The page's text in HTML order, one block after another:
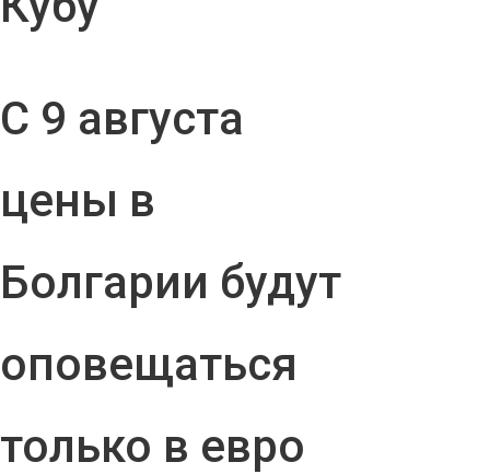
С 9 августа
цены в
Болгарии будут
оповещаться
только в евро